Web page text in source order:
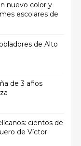
nuevo color y
escolares de
de Alto
de 3 años
cientos de
de Víctor